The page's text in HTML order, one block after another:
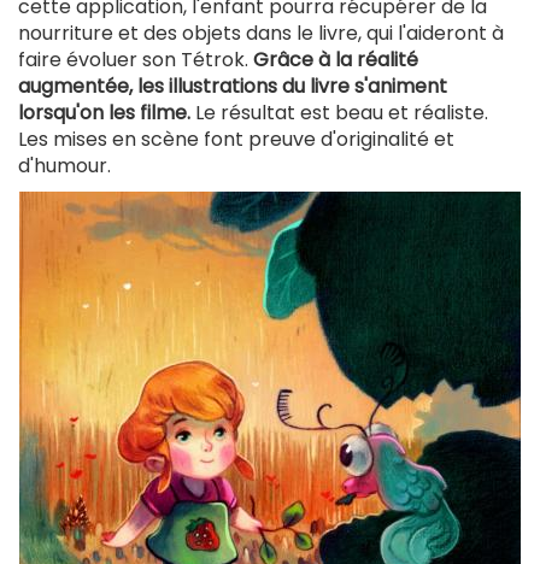
cette application, l'enfant pourra récupérer de la
nourriture et des objets dans le livre, qui l'aideront à
faire évoluer son Tétrok. Grâce à la réalité
augmentée, les illustrations du livre s'animent
lorsqu'on les filme. Le résultat est beau et réaliste.
Les mises en scène font preuve d'originalité et
d'humour.